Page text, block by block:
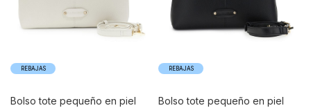
REBAJAS
bolso tote pequeño en piel
REBAJAS
bolso tote pequeño en piel